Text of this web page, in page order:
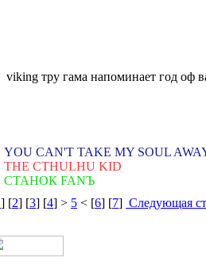
viking тру гама напоминает год оф
YOU CAN'T TAKE MY SOUL
THE CTHULHU KID
СТАНОК FANЪ
] [2] [3] [4] > 5 < [6] [7] Следующая